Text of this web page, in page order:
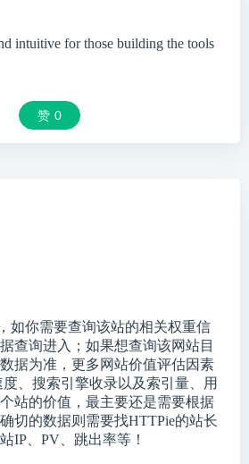
intuitive for those building the tools
赞 0
如你需要查询该站的相关权重信
查询进入；如果想查询该网站目
据为准，更多网站价值评估因素
、搜索引擎收录以及索引量、用
站的价值，最主要还是需要根据
切的数据则需要找HTTPie的站长
IP、PV、跳出率等！